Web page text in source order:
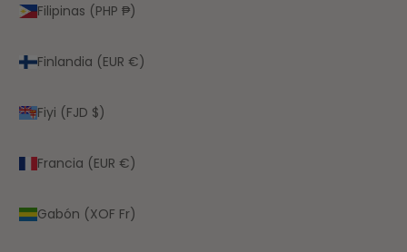
Filipinas (PHP ₱)
Finlandia (EUR €)
Fiyi (FJD $)
Francia (EUR €)
Gabón (XOF Fr)